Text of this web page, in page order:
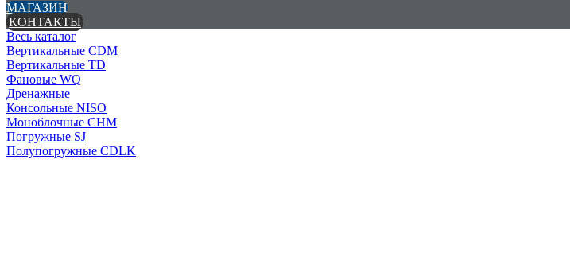
МАГАЗИН
КОНТАКТЫ
Весь каталог
Вертикальные CDM
Вертикальные TD
Фановые WQ
Дренажные
Консольные NISO
Моноблочные CHМ
Погружные SJ
Полупогружные CDLK